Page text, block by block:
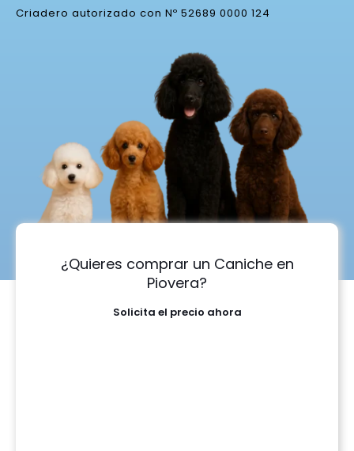
Criadero autorizado con Nº 52689 0000 124
¿Quieres comprar un Caniche en
Piovera?
Solicita el precio ahora